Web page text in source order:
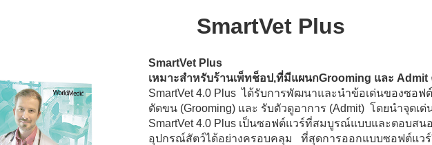
SmartVet Plus
SmartVet Plus
เหมาะสำหรับร้านเพ็ทช็อป,ที่มีแผนกGrooming และ Admit
SmartVet 4.0 Plus ได้รับการพัฒนาและนำข้อเด่นของซอฟ
ตัดขน (Grooming) และ รับตัวดูอาการ (Admit) โดยนำจุดเ
SmartVet 4.0 Plus เป็นซอฟต์แวร์ที่สมบูรณ์แบบและตอบส
อุปกรณ์สัตว์ได้อย่างครอบคลุม ที่สุดการออกแบบซอฟต์แวร์